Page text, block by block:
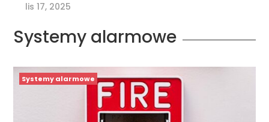
lis 17, 2025
Systemy alarmowe
Systemy alarmowe